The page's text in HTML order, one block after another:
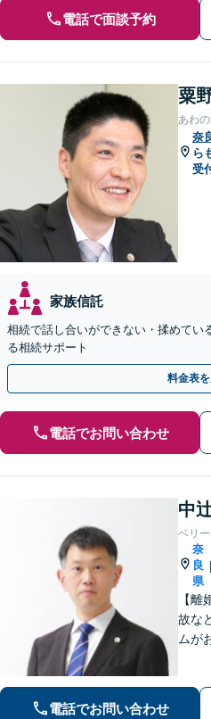
電話で面談予約
粟
あわ
奈
ら
受
家族信託
相続で話し合いができない・揉めてい
る相続サポート
料金表
電話でお問い合わせ
中
ベリ
奈
良
県
|
【
故な
ムが
電話でお問い合わせ